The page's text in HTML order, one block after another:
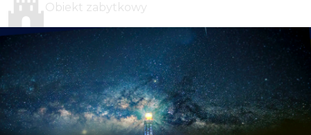
Obiekt zabytkowy